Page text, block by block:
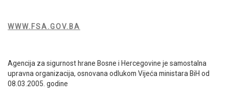
WWW.FSA.GOV.BA
Agencija za sigurnost hrane Bosne i Hercegovine je samostalna
upravna organizacija, osnovana odlukom Vijeća ministara BiH od
08.03.2005. godine